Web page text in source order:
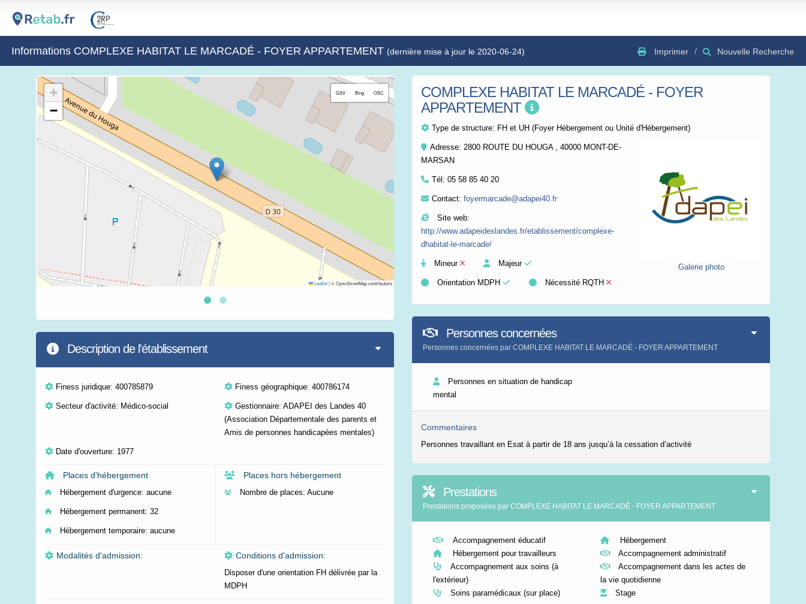
Informations COMPLEXE HABITAT LE MARCADÉ - FOYER APPARTEMENT (dernière mise à jour le 2020-06-24) Imprimer Nouvelle Recherche
+
−
GSV Bing OSC
Leaflet|© OpenStreetMap contributors
GSV
Description de l'établissement
Finess juridique: 400785879 Finess géographique: 400786174
Secteur d'activité: Médico-social
Gestionnaire: ADAPEI des Landes 40
(Association Départementale des parents et
Amis de personnes handicapées mentales)
Date d'ouverture: 1977
Places d'hébergement
Hébergement d'urgence: aucune
Hébergement permanent: 32
Hébergement temporaire: aucune
Places hors hébergement
Nombre de places: Aucune
Modalités d'admission: Conditions d'admission:
Disposer d'une orientation FH délivrée par la
MDPH
COMPLEXE HABITAT LE MARCADÉ - FOYER
APPARTEMENT
Type de structure: FH et UH (Foyer Hébergement ou Unité d'Hébergement)
Galerie photo
Adresse: 2800 ROUTE DU HOUGA , 40000 MONT-DE-
MARSAN
Tél: 05 58 85 40 20
Contact: foyermarcade@adapei40.fr
Site web:
http://www.adapeideslandes.fr/etablissement/complexe-
dhabitat-le-marcade/
Mineur Majeur
Orientation MDPH Nécessité RQTH
Personnes concernées
Personnes concernées par COMPLEXE HABITAT LE MARCADÉ - FOYER APPARTEMENT
Personnes en situation de handicap
mental
Commentaires
Personnes travaillant en Esat à partir de 18 ans jusqu’à la cessation d’activité
Prestations
Prestations proposées par COMPLEXE HABITAT LE MARCADÉ - FOYER APPARTEMENT
Accompagnement éducatif
Hébergement
Hébergement pour travailleurs
Accompagnement administratif
Accompagnement aux soins (à
l'extérieur)
Accompagnement dans les actes de
la vie quotidienne
Soins paramédicaux (sur place)
Stage